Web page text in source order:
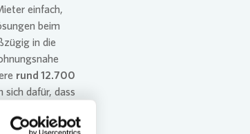
einfach,
beim
in die
rund 12.700
sich dafür, dass